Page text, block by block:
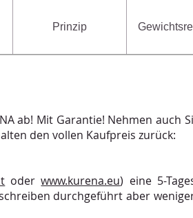
Prinzip
ab! Mit Garantie! Nehmen auch
den vollen Kaufpreis zurück:
oderwww.kurena.eu) eine 5-
durchgeführt aber